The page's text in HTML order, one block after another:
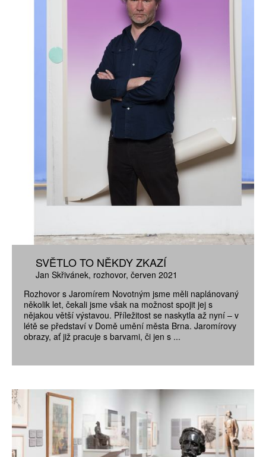
SVĚTLO TO NĚKDY ZKAZÍ
Jan Skřivánek rozhovor červen 2021
Rozhovor s Jaromírem Novotným jsme měli naplánovaný
několik let, čekali jsme však na možnost spojit jej s
nějakou větší výstavou. Příležitost se naskytla až nyní – v
létě se představí v Domě umění města Brna. Jaromírovy
obrazy, ať již pracuje s barvami, či jen s ...